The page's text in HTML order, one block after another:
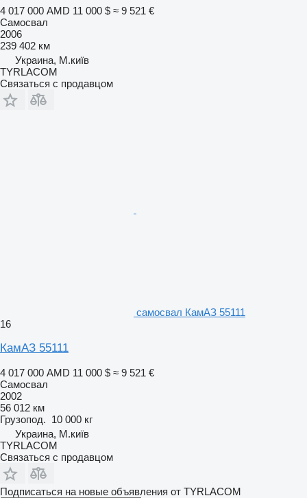
4 017 000 AMD 11 000 $ ≈ 9 521 €
Самосвал
2006
239 402 км
Украина, М.київ
TYRLACOM
Связаться с продавцом
самосвал КамАЗ 55111
16
КамАЗ 55111
4 017 000 AMD 11 000 $ ≈ 9 521 €
Самосвал
2002
56 012 км
Грузопод. 10 000 кг
Украина, М.київ
TYRLACOM
Связаться с продавцом
Подписаться на новые объявления от TYRLACOM